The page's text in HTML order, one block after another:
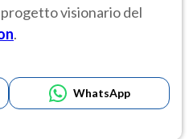
visionario del
.
WhatsApp